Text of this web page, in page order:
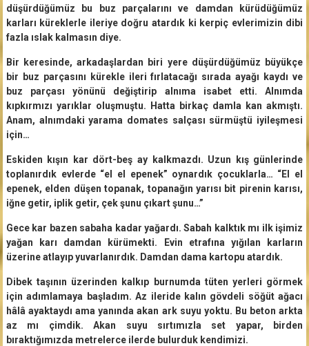
düşürdüğümüz bu buz parçalarını ve damdan kürüdüğümüz
karları küreklerle ileriye doğru atardık ki kerpiç evlerimizin dibi
fazla ıslak kalmasın diye.
Bir keresinde, arkadaşlardan biri yere düşürdüğümüz büyükçe
bir buz parçasını kürekle ileri fırlatacağı sırada ayağı kaydı ve
buz parçası yönünü değiştirip alnıma isabet etti. Alnımda
kıpkırmızı yarıklar oluşmuştu. Hatta birkaç damla kan akmıştı.
Anam, alnımdaki yarama domates salçası sürmüştü iyileşmesi
için…
Eskiden kışın kar dört-beş ay kalkmazdı. Uzun kış günlerinde
toplanırdık evlerde “el el epenek” oynardık çocuklarla… “El el
epenek, elden düşen topanak, topanağın yarısı bit pirenin karısı,
iğne getir, iplik getir, çek şunu çıkart şunu…”
Gece kar bazen sabaha kadar yağardı. Sabah kalktık mı ilk işimiz
yağan karı damdan kürümekti. Evin etrafına yığılan karların
üzerine atlayıp yuvarlanırdık. Damdan dama kartopu atardık.
Dibek taşının üzerinden kalkıp burnumda tüten yerleri görmek
için adımlamaya başladım. Az ileride kalın gövdeli söğüt ağacı
hâlâ ayaktaydı ama yanında akan ark suyu yoktu. Bu beton arkta
az mı çimdik. Akan suyu sırtımızla set yapar, birden
bıraktığımızda metrelerce ilerde bulurduk kendimizi.